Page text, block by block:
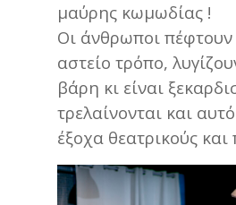
μαύρης κωμωδίας !
Οι άνθρωποι πέφτουν
αστείο τρόπο,
βάρη κι είναι
τρελαίνονται και
έξοχα θεατρικούς και